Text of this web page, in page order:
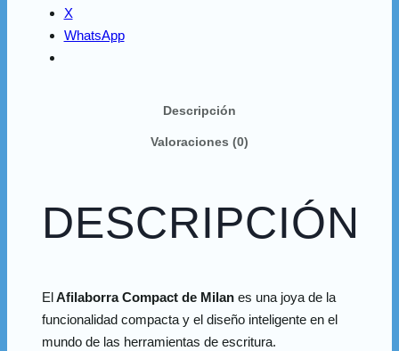
X
WhatsApp
Descripción
Valoraciones (0)
DESCRIPCIÓN
ElAfilaborra Compact de Milanes una joya de la
funcionalidad compacta y el diseño inteligente en el
mundo de las herramientas de escritura.